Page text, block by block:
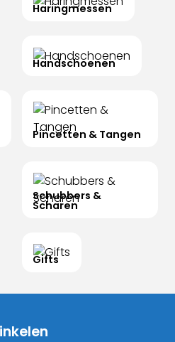
Haringmessen
Handschoenen
Pincetten & Tangen
Schubbers &
Scharen
Gifts